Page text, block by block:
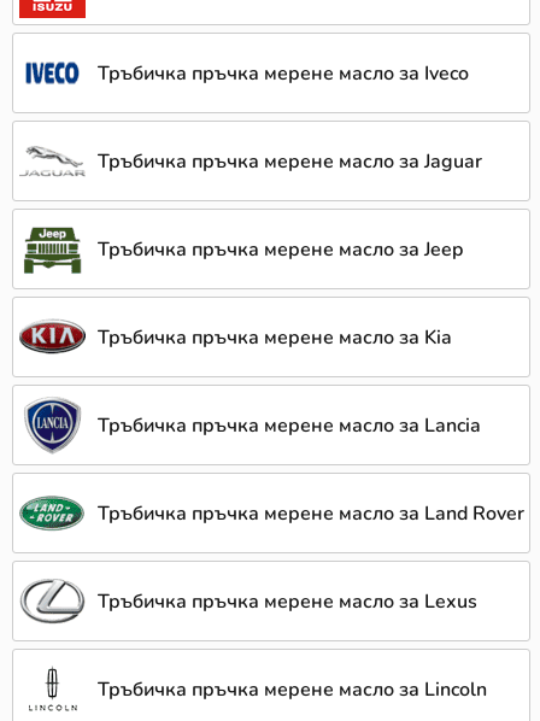
Тръбичка пръчка мерене масло за Iveco
Тръбичка пръчка мерене масло за Jaguar
Тръбичка пръчка мерене масло за Jeep
Тръбичка пръчка мерене масло за Kia
Тръбичка пръчка мерене масло за Lancia
Тръбичка пръчка мерене масло за Land Rover
Тръбичка пръчка мерене масло за Lexus
Тръбичка пръчка мерене масло за Lincoln